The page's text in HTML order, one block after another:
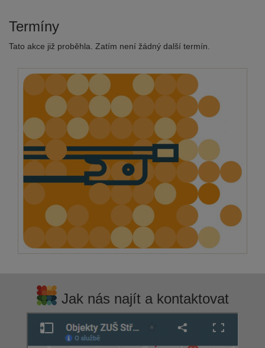
Termíny
Tato akce již proběhla. Zatím není žádný další termín.
Jak nás najít a kontaktovat